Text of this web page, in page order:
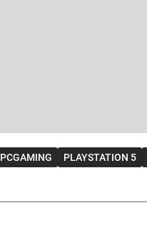
PCGAMING PLAYSTATION 5